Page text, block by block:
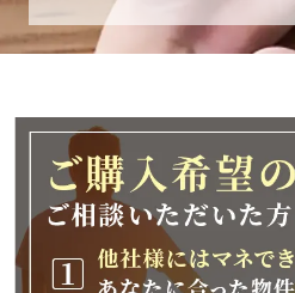
2025年12月25日(木)～2026
2026年1月9日(金)以降、順
す。
ご不便をおかけいたします
よろしくお願いいたします